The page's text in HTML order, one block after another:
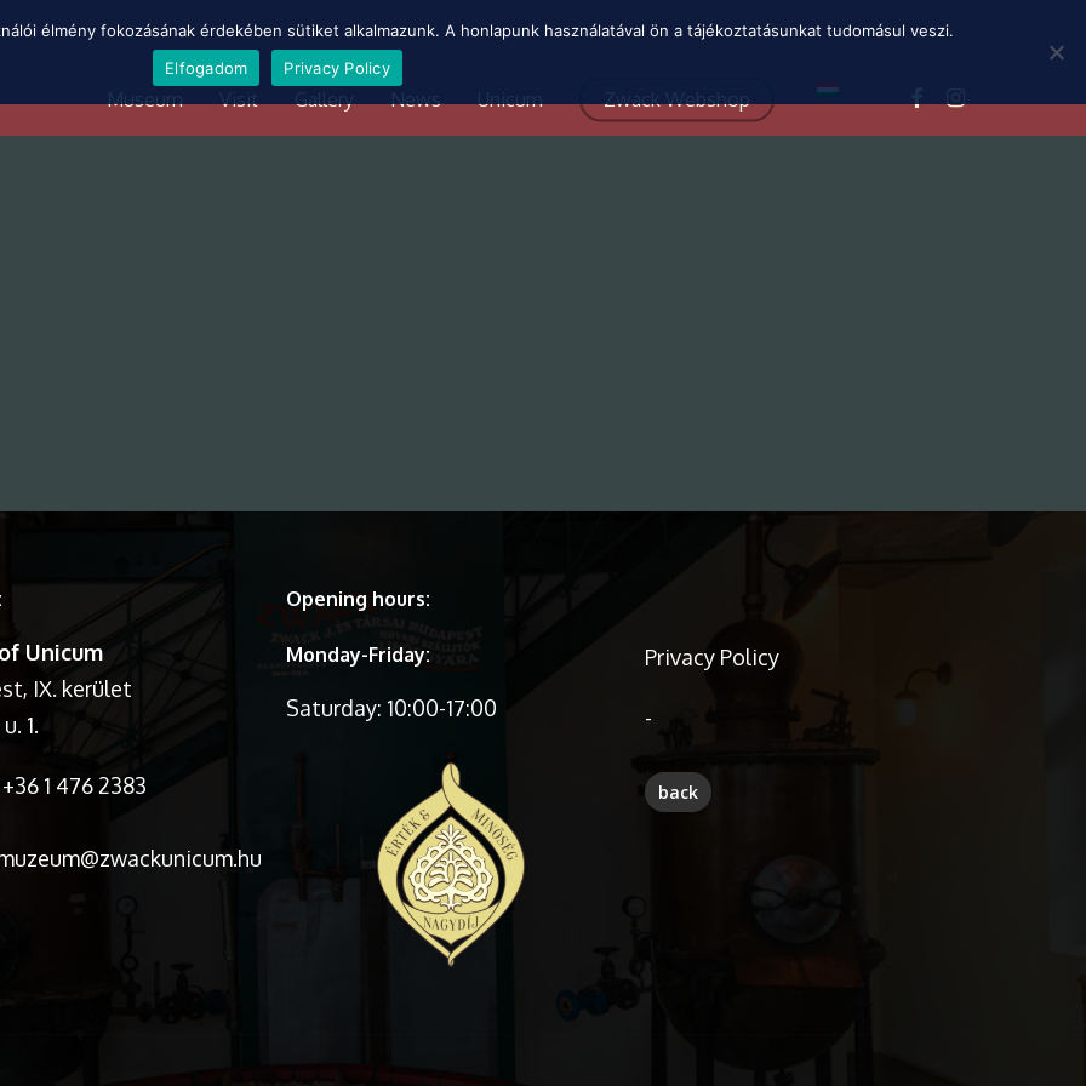
Museum Visit Gallery News Unicum Zwack Webshop
Unicum
IX. kerület
1.
+36 1 476 2383
Opening hours:
Monday-Friday:
Saturday: 10:00-17:00
Privacy Policy
-
élmény fokozásának érdekében sütiket alkalmazunk. A honlapunk használatával ön a tájékoztatásunkat tudomásul veszi.
Elfogadom
Privacy Policy